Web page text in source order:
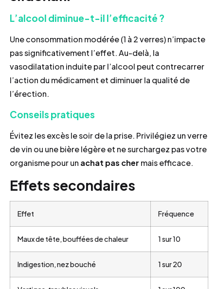
L’alcool diminue-t-il l’efficacité ?
Une consommation modérée (1 à 2 verres) n’impacte
pas significativement l’effet. Au-delà, la
vasodilatation induite par l’alcool peut contrecarrer
l’action du médicament et diminuer la qualité de
l’érection.
Conseils pratiques
Évitez les excès le soir de la prise. Privilégiez un verre
de vin ou une bière légère et ne surchargez pas votre
organisme pour un achat pas cher mais efficace.
Effets secondaires
Effet Fréquence
Maux de tête, bouffées de chaleur 1 sur 10
Indigestion, nez bouché 1 sur 20